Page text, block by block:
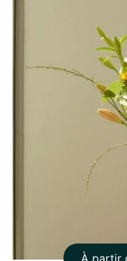
À partir